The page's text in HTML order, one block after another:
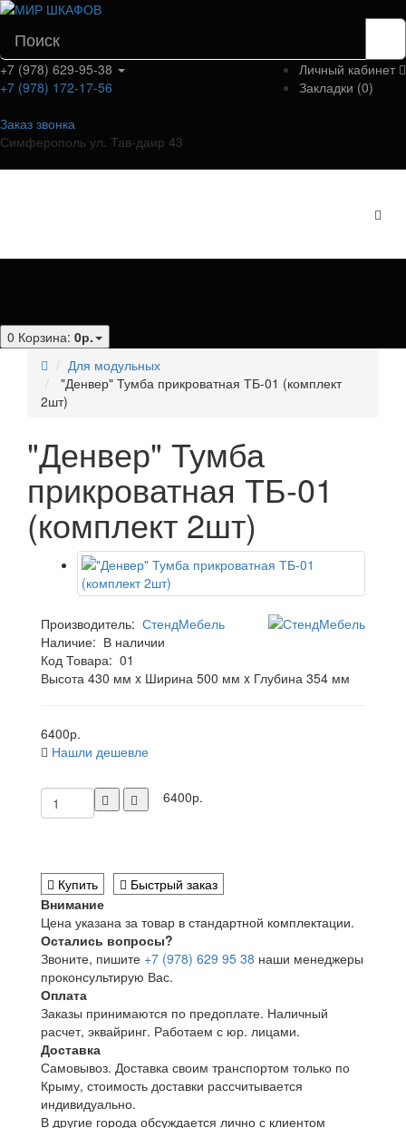
Личный кабинет
Закладки (0)
+7 (978) 629-95-38
+7 (978) 172-17-56
Заказ звонка
Симферополь ул. Тав-даир 43
0 Корзина: 0р.
Для модульных
"Денвер" Тумба прикроватная ТБ-01 (комплект
2шт)
"Денвер" Тумба
прикроватная ТБ-01
(комплект 2шт)
Производитель: СтендМебель
Наличие: В наличии
Код Товара: 01
Высота 430 мм x Ширина 500 мм x Глубина 354 мм
6400р.
Нашли дешевле
6400р.
Купить
Быстрый заказ
Внимание
Цена указана за товар в стандартной комплектации.
Остались вопросы?
Звоните, пишите +7 (978) 629 95 38 наши менеджеры
проконсультирую Вас.
Оплата
Заказы принимаются по предоплате. Наличный
расчет, эквайринг. Работаем с юр. лицами.
Доставка
Самовывоз. Доставка своим транспортом только по
Крыму, стоимость доставки рассчитывается
индивидуально.
В другие города обсуждается лично с клиентом